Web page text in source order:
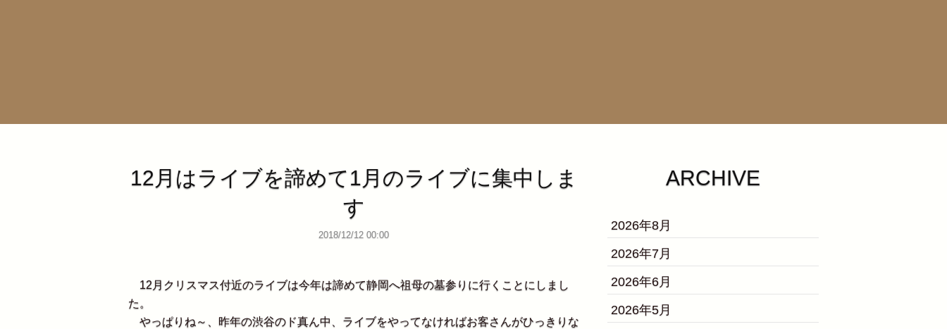
12月はライブを諦めて1月のライブに集中しま
す
2018/12/12 00:00
12月クリスマス付近のライブは今年は諦めて静岡へ祖母の墓参りに行くことにしまし
た。
やっぱりね～、昨年の渋谷のド真ん中、ライブをやってなければお客さんがひっきりな
ARCHIVE
2026年8月
2026年7月
2026年6月
2026年5月